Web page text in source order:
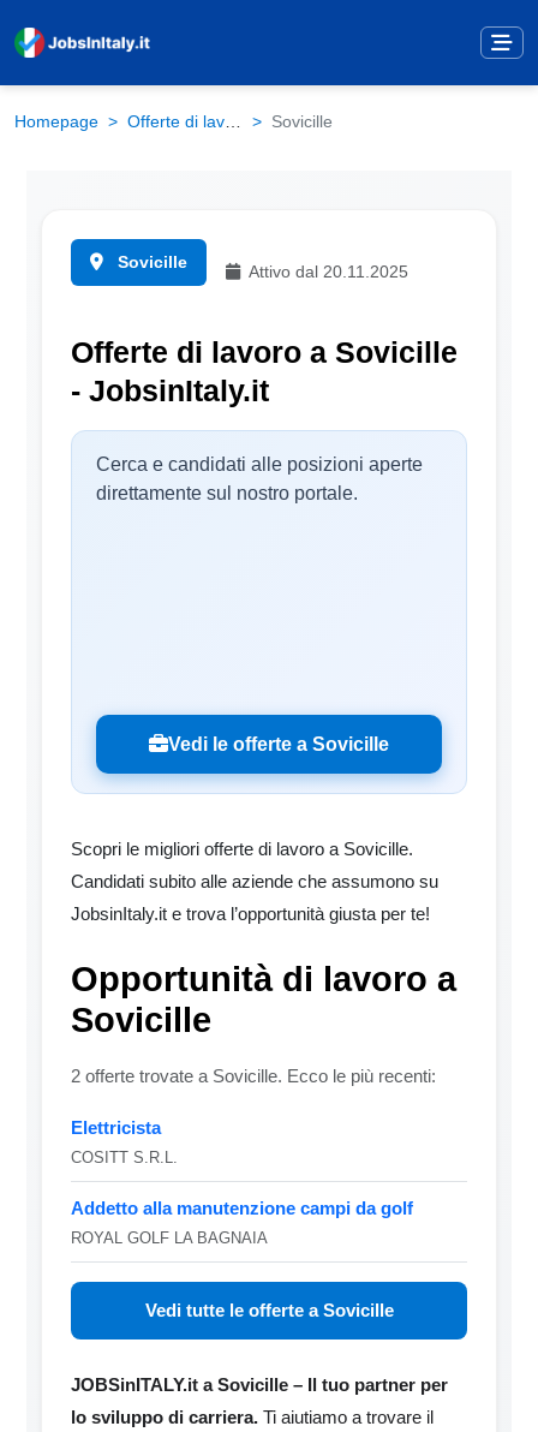
Homepage Offerte di lavoro Sovicille
Sovicille
Attivo dal 20.11.2025
Offerte di lavoro a Sovicille
- JobsinItaly.it
Cerca e candidati alle posizioni aperte
direttamente sul nostro portale.
Vedi le offerte a Sovicille
Scopri le migliori offerte di lavoro a Sovicille.
Candidati subito alle aziende che assumono su
JobsinItaly.it e trova l’opportunità giusta per te!
Opportunità di lavoro a
Sovicille
2 offerte trovate a Sovicille. Ecco le più recenti:
Elettricista
COSITT S.R.L.
Addetto alla manutenzione campi da golf
ROYAL GOLF LA BAGNAIA
Vedi tutte le offerte a Sovicille
JOBSinITALY.it a Sovicille – Il tuo partner per
lo sviluppo di carriera. Ti aiutiamo a trovare il